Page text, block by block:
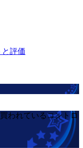
評価
われているコントロ